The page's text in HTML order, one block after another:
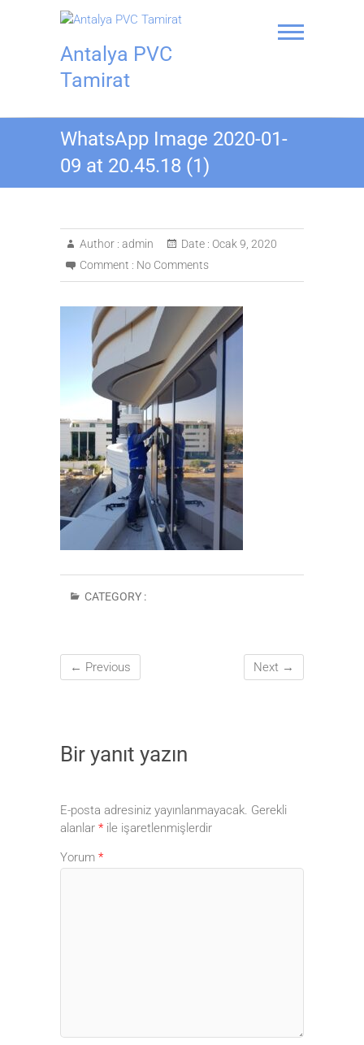
Antalya PVC
Tamirat
WhatsApp Image 2020-01-
09 at 20.45.18 (1)
Author : admin Date : Ocak 9, 2020
Comment : No Comments
CATEGORY :
← Previous Next →
Bir yanıt yazın
E-posta adresiniz yayınlanmayacak. Gerekli
alanlar * ile işaretlenmişlerdir
Yorum *